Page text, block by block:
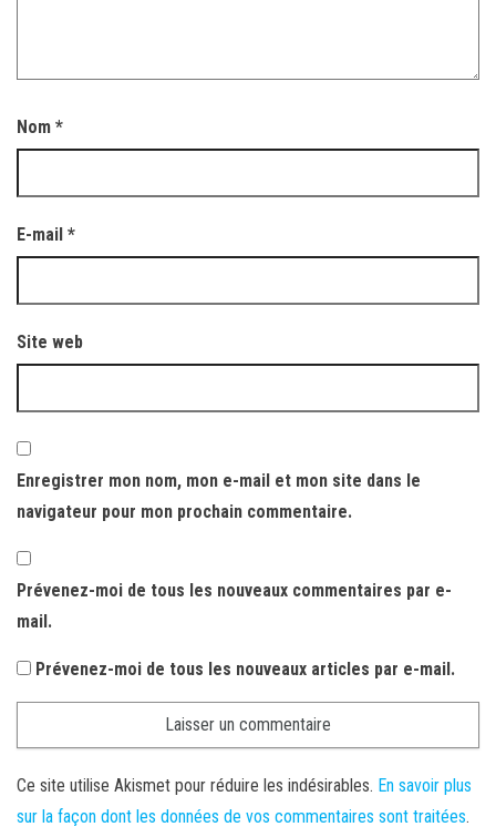
Nom *
E-mail *
Site web
Enregistrer mon nom, mon e-mail et mon site dans le
navigateur pour mon prochain commentaire.
Prévenez-moi de tous les nouveaux commentaires par e-
mail.
Prévenez-moi de tous les nouveaux articles par e-mail.
Ce site utilise Akismet pour réduire les indésirables. En savoir plus
sur la façon dont les données de vos commentaires sont traitées.